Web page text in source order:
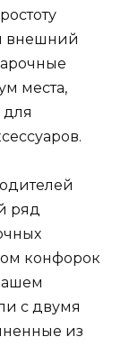
внешний
места,
для
ряд
конфорок
с двумя
из